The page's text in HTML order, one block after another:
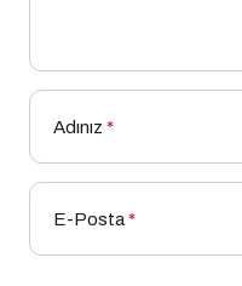
Adınız *
E-Posta*